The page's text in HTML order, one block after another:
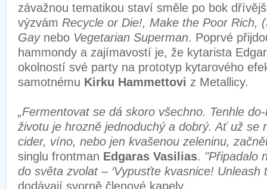
závažnou tematikou staví směle po bok
výzvám Recycle or Die!, Make the Poor Rich,
Gaynebo Vegetarian Superman. Poprvé
hammondy a zajímavostí je, že kytarista
okolností své party na prototyp kytarového
samotnému Kirku Hammettovi z Metallicy.
„Fermentovat se dá skoro všechno. Tenhle
životu je hrozně jednoduchý a dobrý. Ať už se
cider, víno, nebo jen kvašenou zeleninu,
singlu frontman Edgaras Vasilias. "Připadalo
do světa zvolat – ‘Vypusťte kvasnice!
dodávají svorně členové kapely.